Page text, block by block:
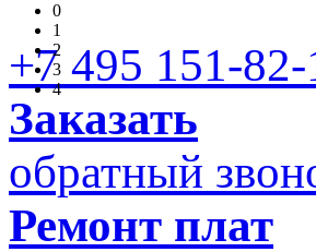
0
1
2
3
4
+7 495 151-82-
Заказать
обратный
Ремонт плат